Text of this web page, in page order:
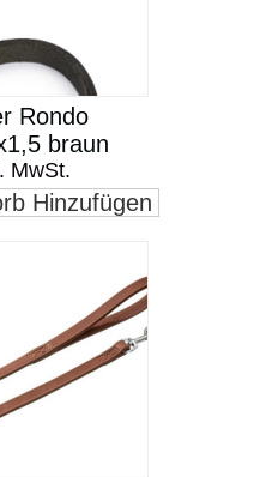
Rondo
braun
MwSt.
Hinzufügen